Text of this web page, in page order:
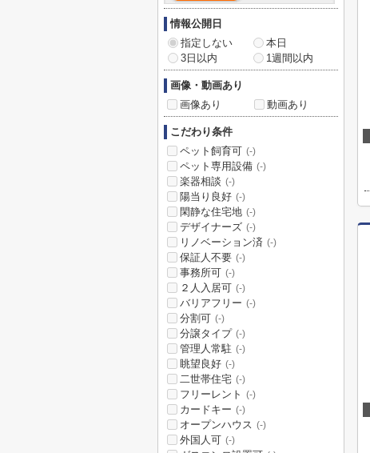
情報公開日
指定しない
本日
3日以内
1週間以内
画像・動画あり
画像あり
動画あり
こだわり条件
ペット飼育可 (-)
ペット専用設備 (-)
楽器相談 (-)
陽当り良好 (-)
閑静な住宅地 (-)
デザイナーズ (-)
リノベーション済 (-)
保証人不要 (-)
事務所可 (-)
２人入居可 (-)
バリアフリー (-)
分割可 (-)
分譲タイプ (-)
管理人常駐 (-)
眺望良好 (-)
二世帯住宅 (-)
フリーレント (-)
カードキー (-)
オープンハウス (-)
外国人可 (-)